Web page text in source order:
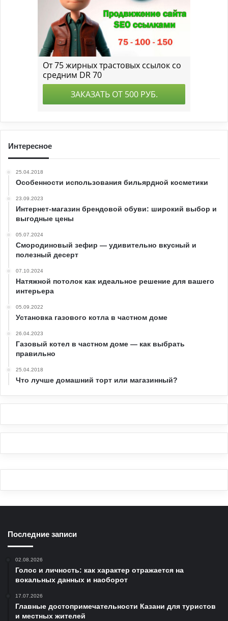
Интересное
25.04.2018
Особенности использования бильярдной косметики
23.09.2023
Интернет-магазин брендовой обуви: широкий выбор и
выгодные цены
05.07.2024
Смородиновый зефир — удивительно вкусный и
полезный десерт
07.10.2024
Натяжной потолок как идеальное решение для вашего
интерьера
05.09.2022
Установка газового котла в частном доме
26.04.2023
Газовый котел в частном доме — как выбрать
правильно
25.04.2018
Что лучше домашний торт или магазинный?
Последние записи
02.08.2026
Голос и личность: как характер отражается на
вокальных данных и наоборот
17.07.2026
Главные достопримечательности Казани для туристов
и местных жителей